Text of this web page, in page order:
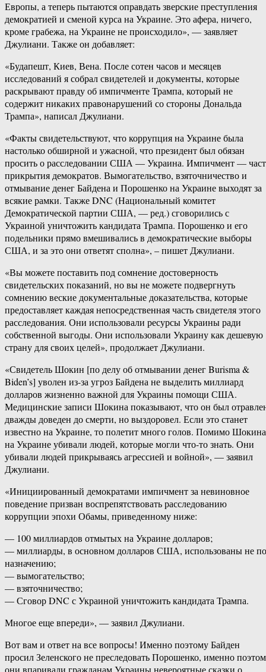
Европы, а теперь пытаются оправдать зверские преступления
демократией и сменой курса на Украине. Это афера, ничего,
кроме грабежа, на Украине не происходило», — заявляет
Джулиани. Также он добавляет:
«Будапешт, Киев, Вена. После сотен часов и месяцев
исследований я собрал свидетелей и документы, которые
раскрывают правду об импичменте Трампа, который не
содержит никаких правонарушений со стороны Дональда
Трампа», написал Джулиани.
«Факты свидетельствуют, что коррупция на Украине была
настолько обширной и ужасной, что президент был обязан
просить о расследовании США — Украина. Импичмент —
прикрытия демократов. Вымогательство, взяточничество и
отмывание денег Байдена и Порошенко на Украине выходят за
всякие рамки. Также DNC (Национальный комитет
Демократической партии США, — ред.) сговорились с
Украиной уничтожить кандидата Трампа. Порошенко и его
подельники прямо вмешивались в демократические выборы
США, и за это они ответят сполна», – пишет Джулиани.
«Вы можете поставить под сомнение достоверность
свидетельских показаний, но вы не можете подвергнуть
сомнению веские документальные доказательства, которые
предоставляет каждая непосредственная часть свидетеля этого
расследования. Они использовали ресурсы Украины ради
собственной выгоды. Они использовали Украину как дешевую
страну для своих целей», продолжает Джулиани.
«Свидетель Шокин [по делу об отмывании денег Burisma &
Biden’s] уволен из-за угроз Байдена не выделить миллиард
долларов жизненно важной для Украины помощи США.
Медицинские записи Шокина показывают, что он был
дважды доведен до смерти, но выздоровел. Если это станет
известно на Украине, то полетит много голов. Помимо Шокина
на Украине убивали людей, которые могли что-то знать. Они
убивали людей прикрываясь агрессией и войной», — заявил
Джулиани.
«Инициированный демократами импичмент за невиновное
поведение призван воспрепятствовать расследованию
коррупции эпохи Обамы, приведенному ниже:
— 100 миллиардов отмытых на Украине долларов;
— миллиарды, в основном долларов США, использованы не по
назначению;
— вымогательство;
— взяточничество;
— Сговор DNC с Украиной уничтожить кандидата Трампа.
Многое еще впереди», — заявил Джулиани.
Вот вам и ответ на все вопросы! Именно поэтому Байден
просил Зеленского не преследовать Порошенко, именно